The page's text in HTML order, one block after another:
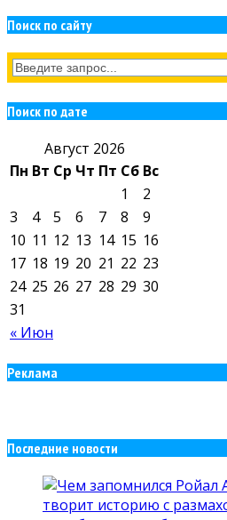
Поиск по сайту
Поиск по дате
Август 2026
Пн Вт Ср Чт Пт Сб Вс
« Июн
1
2
3
4 5 6 7 8
9
10 11 12 13 14 15 16
17 18 19 20 21 22 23
24 25 26 27 28 29 30
31
Реклама
Последние новости